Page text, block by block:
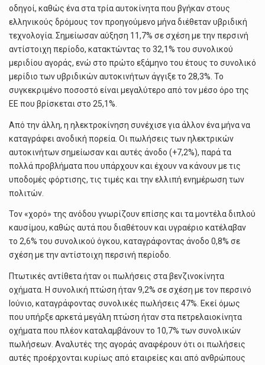
οδηγοί, καθώς ένα στα τρία αυτοκίνητα που βγήκαν στους
ελληνικούς δρόμους τον προηγούμενο μήνα διέθεταν υβριδική
τεχνολογία. Σημείωσαν αύξηση 11,7% σε σχέση με την περσινή
αντίστοιχη περίοδο, κατακτώντας το 32,1% του συνολικού
μεριδίου αγοράς, ενώ στο πρώτο εξάμηνο του έτους το συνολικό
μερίδιο των υβριδικών αυτοκινήτων άγγιξε το 28,3%. Το
συγκεκριμένο ποσοστό είναι μεγαλύτερο από τον μέσο όρο της
ΕΕ που βρίσκεται στο 25,1%.
Από την άλλη, η ηλεκτροκίνηση συνέχισε για άλλον ένα μήνα να
καταγράφει ανοδική πορεία. Οι πωλήσεις των ηλεκτρικών
αυτοκινήτων σημείωσαν και αυτές άνοδο (+7,2%), παρά τα
πολλά προβλήματα που υπάρχουν και έχουν να κάνουν με τις
υποδομές φόρτισης, τις τιμές και την ελλιπή ενημέρωση των
πολιτών.
Τον «χορό» της ανόδου γνωρίζουν επίσης και τα μοντέλα διπλού
καυσίμου, καθώς αυτά που διαθέτουν και υγραέριο κατέλαβαν
το 2,6% του συνολικού όγκου, καταγράφοντας άνοδο 0,8% σε
σχέση με την αντίστοιχη περσινή περίοδο.
Πτωτικές αντίθετα ήταν οι πωλήσεις στα βενζινοκίνητα
οχήματα. Η συνολική πτώση ήταν 9,2% σε σχέση με τον περσινό
Ιούνιο, καταγράφοντας συνολικές πωλήσεις 47%. Εκεί όμως
που υπήρξε αρκετά μεγάλη πτώση ήταν στα πετρελαιοκίνητα
οχήματα που πλέον καταλαμβάνουν το 10,7% των συνολικών
πωλήσεων. Αναλυτές της αγοράς αναφέρουν ότι οι πωλήσεις
αυτές προέρχονται κυρίως από εταιρείες και από ανθρώπους